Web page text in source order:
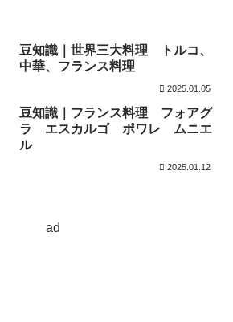
豆知識｜世界三大料理 トルコ、
中華、フランス料理
2025.01.05
豆知識｜フランス料理 フォアグ
ラ エスカルゴ ポワレ ムニエ
ル
2025.01.12
ad